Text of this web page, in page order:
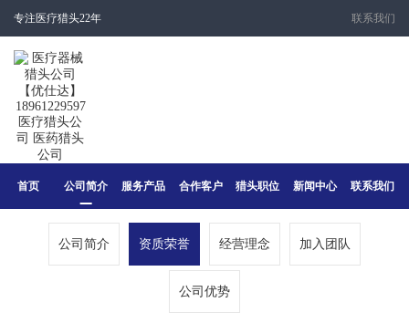
专注医疗猎头22年 联系我们
首页 公司简介 服务产品 合作客户 猎头职位 新闻中心 联系我们
公司简介 资质荣誉 经营理念 加入团队
公司优势